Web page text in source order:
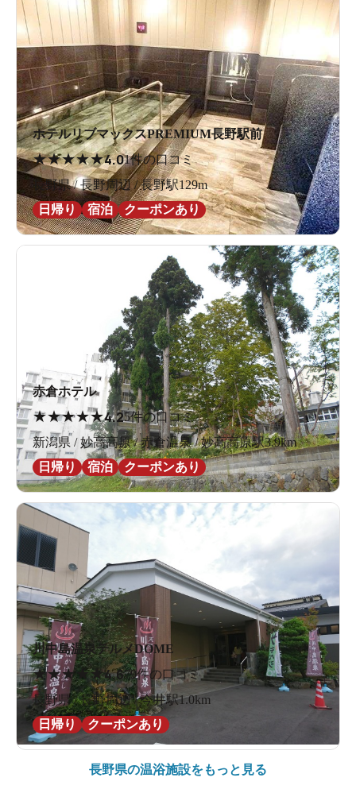
ホテルリブマックスPREMIUM長野駅前
★★★★★4.01件の口コミ
長野県 / 長野周辺 / 長野駅129m
日帰り
宿泊 クーポンあり
赤倉ホテル
★★★★★4.25件の口コミ
新潟県 / 妙高高原 / 赤倉温泉 / 妙高高原駅3.9km
日帰り
宿泊 クーポンあり
川中島温泉テルメDOME
★★★★★4.679件の口コミ
長野県 / 長野周辺 / 今井駅1.0km
日帰り
クーポンあり
長野県の温浴施設をもっと見る